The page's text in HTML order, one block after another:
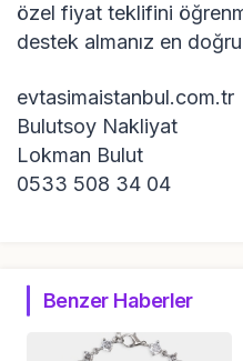
özel fiyat teklifini
destek almanız en doğru
evtasimaistanbul.com.tr
Bulutsoy Nakliyat
Lokman Bulut
0533 508 34 04
Benzer Haberler